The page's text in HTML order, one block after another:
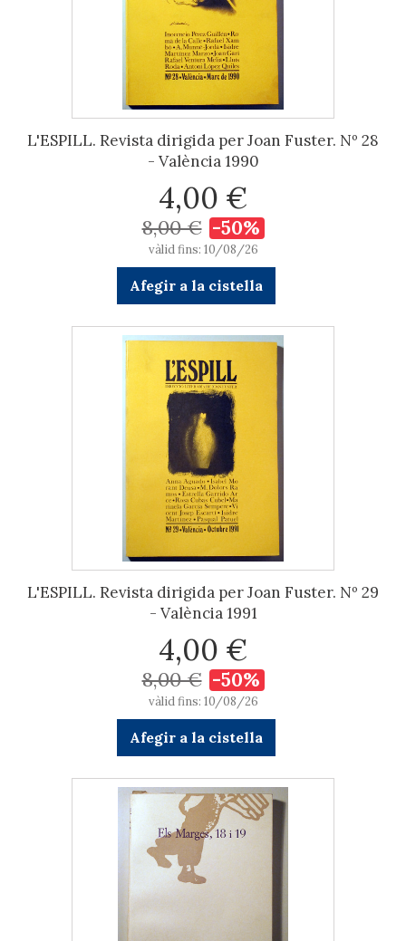
L'ESPILL. Revista dirigida per Joan Fuster. Nº 28
- València 1990
4,00 €
8,00 € -50%
vàlid fins: 10/08/26
Afegir a la cistella
L'ESPILL. Revista dirigida per Joan Fuster. Nº 29
- València 1991
4,00 €
8,00 € -50%
vàlid fins: 10/08/26
Afegir a la cistella